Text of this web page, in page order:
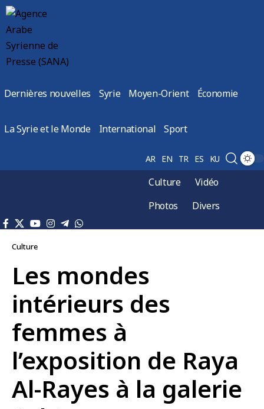
Dernières nouvelles Syrie Moyen-Orient Économie
La Syrie et le Monde International Sport
AR EN TR ES KU
Culture
Vidéo
Photos
Divers
Culture
Les mondes
intérieurs des
femmes à
l’exposition de Raya
Al-Rayes à la galerie